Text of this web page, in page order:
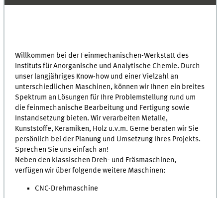
Willkommen bei der Feinmechanischen-Werkstatt des
Instituts für Anorganische und Analytische Chemie. Durch
unser langjähriges Know-how und einer Vielzahl an
unterschiedlichen Maschinen, können wir Ihnen ein breites
Spektrum an Lösungen für Ihre Problemstellung rund um
die feinmechanische Bearbeitung und Fertigung sowie
Instandsetzung bieten. Wir verarbeiten Metalle,
Kunststoffe, Keramiken, Holz u.v.m. Gerne beraten wir Sie
persönlich bei der Planung und Umsetzung Ihres Projekts.
Sprechen Sie uns einfach an!
Neben den klassischen Dreh- und Fräsmaschinen,
verfügen wir über folgende weitere Maschinen:
CNC-Drehmaschine